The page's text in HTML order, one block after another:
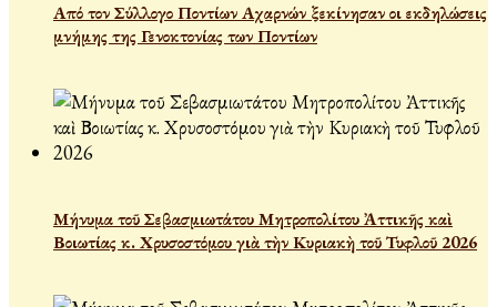
Από τον Σύλλογο Ποντίων Αχαρνών ξεκίνησαν οι εκδηλώσεις
μνήμης της Γενοκτονίας των Ποντίων
Μήνυμα τοῦ Σεβασμιωτάτου Μητροπολίτου Ἀττικῆς καὶ
Βοιωτίας κ. Χρυσοστόμου γιὰ τὴν Κυριακὴ τοῦ Τυφλοῦ 2026